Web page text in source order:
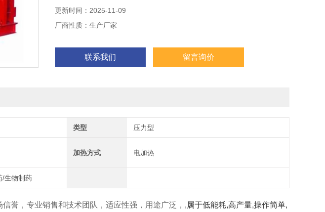
更新时间：2025-11-09
厂商性质：生产厂家
联系我们 留言询价
类型 压力型
加热方式 电加热
/生物制药
誉，专业销售和技术团队，适应性强，用途广泛， ,属于低能耗,高产量,操作简单,